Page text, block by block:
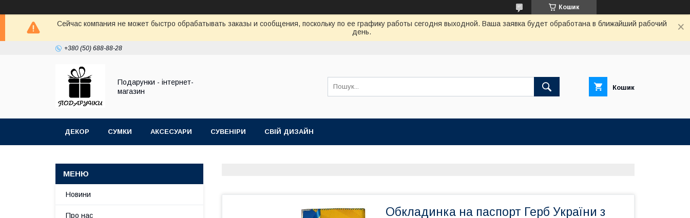
Кошик
Сейчас компания не может быстро обрабатывать заказы и сообщения, поскольку по ее графику работы сегодня выходной. Ваша заявка будет обработана в ближайший рабочий
день.
+380 (50) 688-88-28
Подарунки - інтернет-
магазин
Кошик
ДЕКОР СУМКИ АКСЕСУАРИ СУВЕНІРИ СВІЙ ДИЗАЙН
Обкладинка на паспорт Герб України з
Новини
Про нас